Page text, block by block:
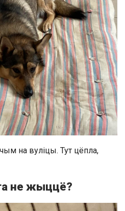
на вуліцы. Тут цёпла,
не жыццё?